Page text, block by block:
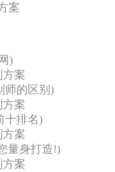
案
)
方案
师的区别)
方案
十排名)
方案
量身打造!)
方案